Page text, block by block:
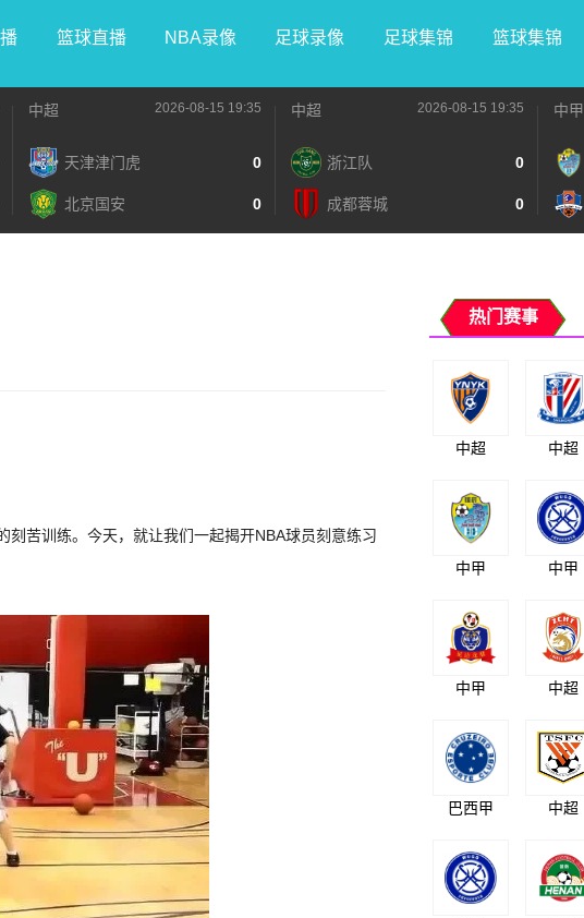
篮球直播 NBA录像 足球录像 足球集锦 篮球集锦
中超 2026-08-15 19:35
天津津门虎 0
北京国安 0
中超 2026-08-15 19:35
浙江队 0
成都蓉城 0
中甲
苦训练。今天，就让我们一起揭开NBA球员刻意练习
热门赛事
中超 中超
中甲 中甲
中甲 中超
巴西甲 中超